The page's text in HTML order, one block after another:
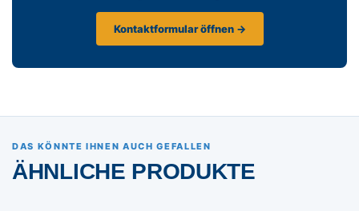
Kontaktformular öffnen →
DAS KÖNNTE IHNEN AUCH GEFALLEN
ÄHNLICHE PRODUKTE